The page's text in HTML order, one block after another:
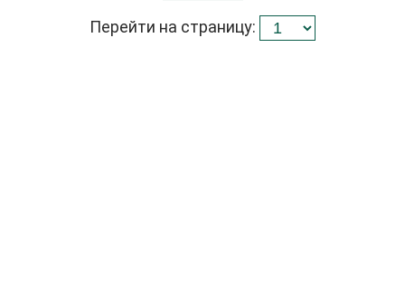
Перейти на страницу: